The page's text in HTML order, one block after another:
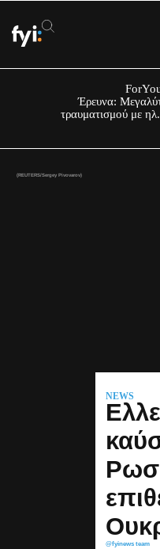
Έρευνα:
τραυματισμού με
(REUTERS/Sergey Pivovarov)
NEWS
@fyinews team